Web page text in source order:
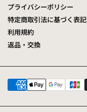
プライバシーポリシー
特定商取引法に基づく表記
利用規約
返品・交換